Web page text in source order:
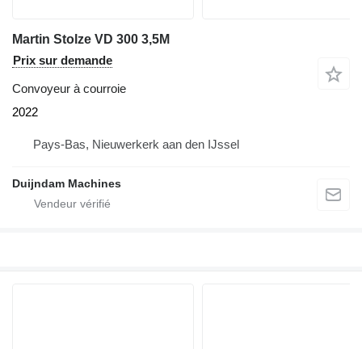
Martin Stolze VD 300 3,5M
Prix sur demande
Convoyeur à courroie
2022
Pays-Bas, Nieuwerkerk aan den IJssel
Duijndam Machines